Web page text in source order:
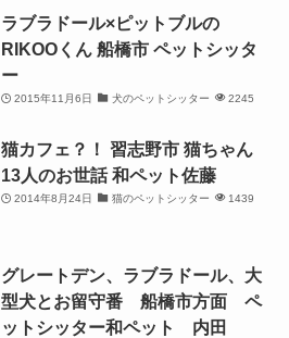
ラブラドール×ピットブルの
RIKOOくん 船橋市 ペットシッタ
ー
2015年11月6日 犬のペットシッター 2245
猫カフェ？！ 習志野市 猫ちゃん
13人のお世話 和ペット佐藤
2014年8月24日 猫のペットシッター 1439
グレートデン、ラブラドール、大
型犬とお留守番 船橋市方面 ペ
ットシッター和ペット 内田